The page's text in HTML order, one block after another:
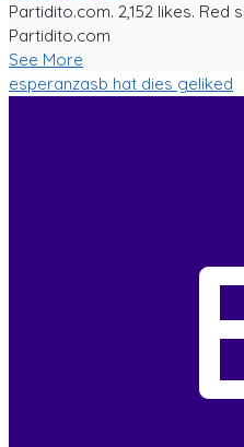
Partidito.com. 2,152 likes.
Partidito.com
See More
esperanzasb hat dies geliked